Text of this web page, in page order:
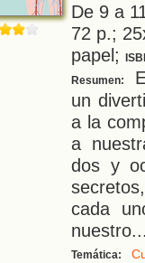
De 9 a
72 p.;
papel;
Resumen:
un
a la
a
dos y
cada
nuestro
Temática: